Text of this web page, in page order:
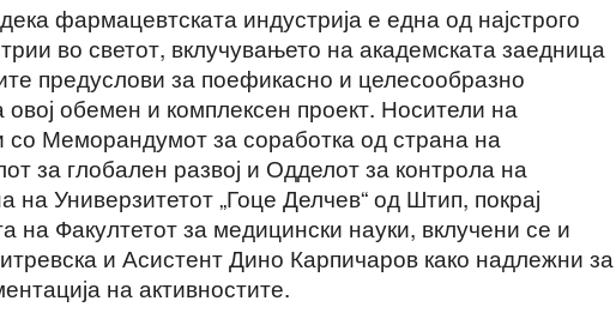
фармацевтската индустрија е една од најстрого
во светот, вклучувањето на академската заедница
предуслови за поефикасно и целесообразно
обемен и комплексен проект. Носители на
со Меморандумот за соработка од страна на
за глобален развој и Одделот за контрола на
на Универзитетот „Гоце Делчев“ од Штип, покрај
на Факултетот за медицински науки, вклучени се и
и Асистент Дино Карпичаров како надлежни за
на активностите.